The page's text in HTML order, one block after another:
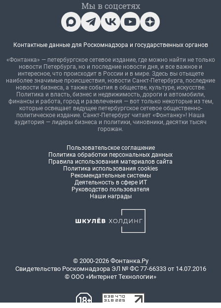
Мы в соцсетях
Контактные данные для Роскомнадзора и государственных органов
«Фонтанка» — петербургское сетевое издание, где можно найти не только
новости Петербурга, но и последние новости дня, и все важное и
интересное, что происходит в России и в мире. Здесь вы отыщете
наиболее значимые происшествия, новости Санкт-Петербурга, последние
новости бизнеса, а также события в обществе, культуре, искусстве.
Политика и власть, бизнес и недвижимость, дороги и автомобили,
финансы и работа, город и развлечения — вот только некоторые из тем,
которые освещает ведущее петербургское сетевое общественно-
политическое издание. Санкт-Петербург читает «Фонтанку»! Наша
аудитория — лидеры бизнеса и политики, чиновники, десятки тысяч
горожан.
Пользовательское соглашение
Политика обработки персональных данных
Правила использования материалов сайта
Политика использования cookies
Рекомендательные системы
Деятельность в сфере ИТ
Руководство пользователя
Наши награды
© 2000-2026 Фонтанка.Ру
Свидетельство Роскомнадзора ЭЛ № ФС 77-66333 от 14.07.2016
© ООО «Интернет Технологии»